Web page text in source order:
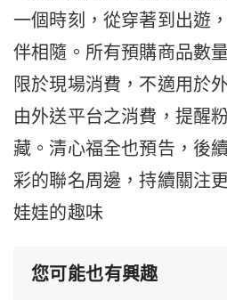
一個時刻，從穿著到出遊
伴相隨。所有預購商品數
限於現場消費，不適用於
由外送平台之消費，提醒
藏。清心福全也預告，後
彩的聯名周邊，持續關注
娃娃的趣味
您可能也有興趣